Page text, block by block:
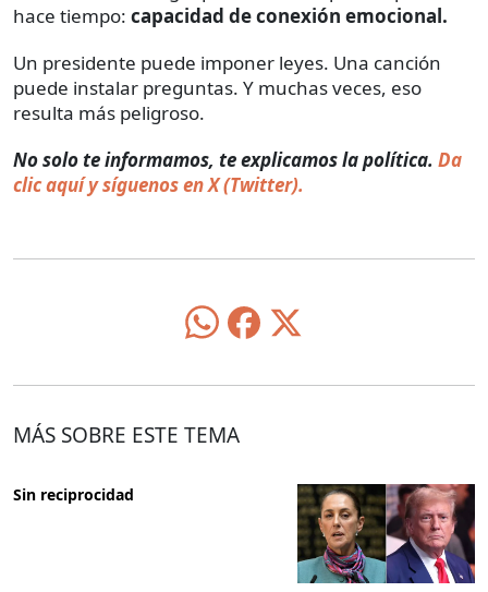
hace tiempo: capacidad de conexión emocional.
Un presidente puede imponer leyes. Una canción
puede instalar preguntas. Y muchas veces, eso
resulta más peligroso.
No solo te informamos, te explicamos la política. Da
clic aquí y síguenos en X (Twitter).
MÁS SOBRE ESTE TEMA
Sin reciprocidad